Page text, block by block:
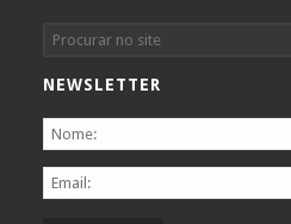
NEWSLETTER